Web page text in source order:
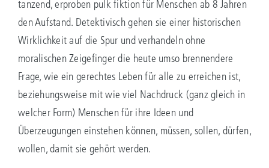
tanzend, erproben pulk fiktion für Menschen ab 8 Jahren
den Aufstand. Detektivisch gehen sie einer historischen
Wirklichkeit auf die Spur und verhandeln ohne
moralischen Zeigefinger die heute umso brennendere
Frage, wie ein gerechtes Leben für alle zu erreichen ist,
beziehungsweise mit wie viel Nachdruck (ganz gleich in
welcher Form) Menschen für ihre Ideen und
Überzeugungen einstehen können, müssen, sollen, dürfen,
wollen, damit sie gehört werden.